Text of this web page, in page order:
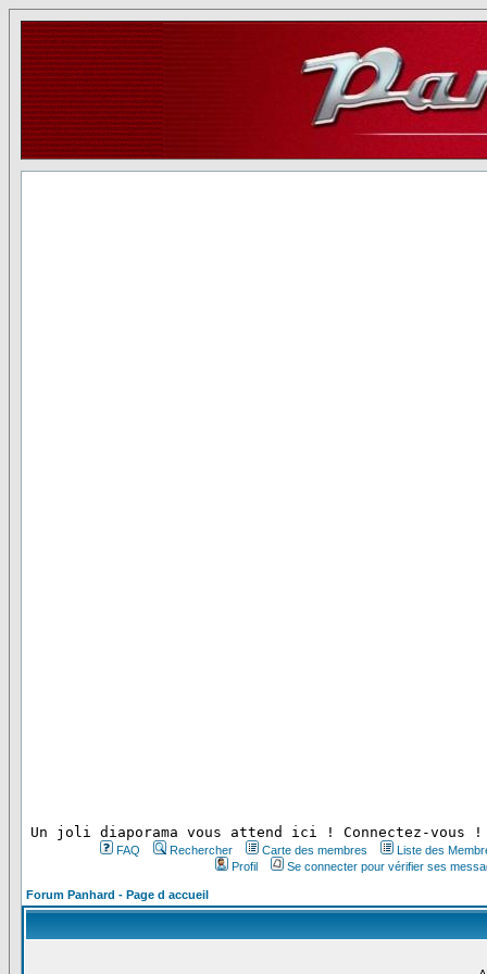
Un joli diaporama vous attend ici ! Connectez-vous !
FAQ Rechercher Carte des membres
Liste des
Profil
Se connecter pour vérifier ses
Forum Panhard - Page d accueil